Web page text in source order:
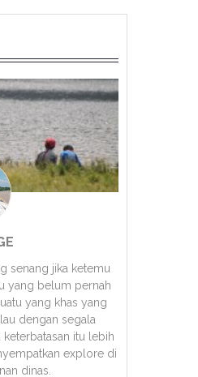
senang jika ketemu
yang belum pernah
yang khas yang
dengan segala
keterbatasan itu lebih
explore di
dinas.